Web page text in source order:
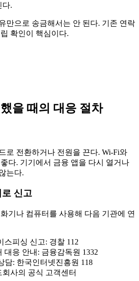
다.
만으로 송금해서는 안 된다. 기존 연락
확인이 핵심이다.
을 때의 대응 절차
로 전환하거나 전원을 끈다. Wi-Fi와
다. 기기에서 금융 앱을 다시 열거나
는다.
신고
기나 컴퓨터를 사용해 다음 기관에 연
스피싱 신고: 경찰 112
대응 안내: 금융감독원 1332
담: 한국인터넷진흥원 118
사의 공식 고객센터